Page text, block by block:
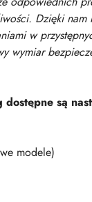
Dzięki nam
w
wymiar
są
modele)